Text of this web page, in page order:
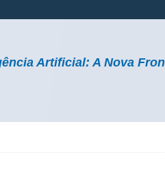
Artificial: A Nova